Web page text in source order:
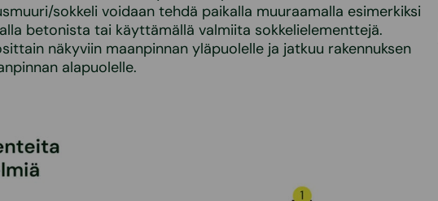
sokkeli voidaan tehdä paikalla muuraamalla esimerkiksi
betonista tai käyttämällä valmiita sokkelielementtejä.
näkyviin maanpinnan yläpuolelle ja jatkuu rakennuksen
alapuolelle.